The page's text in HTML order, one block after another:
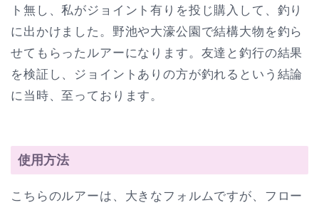
ト無し、私がジョイント有りを投じ購入して、釣り
に出かけました。野池や大濠公園で結構大物を釣ら
せてもらったルアーになります。友達と釣行の結果
を検証し、ジョイントありの方が釣れるという結論
に当時、至っております。
使用方法
こちらのルアーは、大きなフォルムですが、フロー